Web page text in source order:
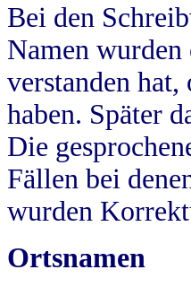
Bei den
Namen
verstanden hat,
haben. Später
Die
Fällen bei
wurden
Ortsnamen